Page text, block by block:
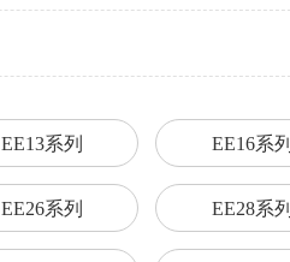
EE13系列 EE16系
EE26系列 EE28系